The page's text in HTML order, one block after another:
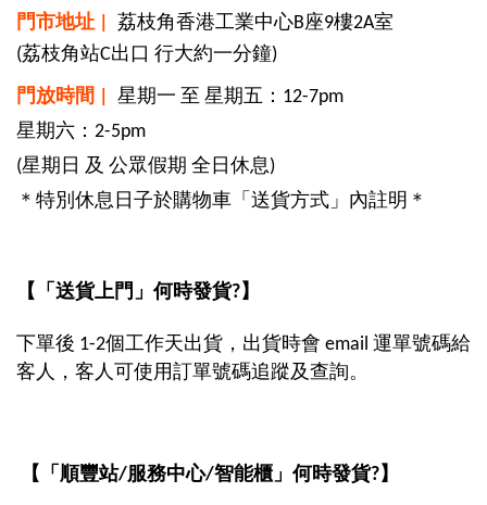
門市地址 |
荔枝角香港工業中心B座9樓2A室
(荔枝角站C出口 行大約一分鐘)
門放時間 |
星期一 至 星期五：12-7pm
星期六：2-5pm
(星期日 及 公眾假期 全日休息)
＊特別休息日子於購物車「送貨方式」內註明＊
【 「 送貨上門 」 何時發貨?】
下單後 1-2個工作天出貨，出貨時會 email 運單號碼給
客人，客人可使用訂單號碼追蹤及查詢。
【 「 順豐站/服務中心/智能櫃 」 何時發貨?】